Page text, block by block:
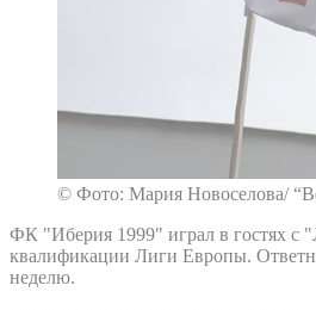
© Фото: Мария Новоселова/
ФК "Иберия 1999" играл в гостях с
квалификации Лиги Европы.
неделю.